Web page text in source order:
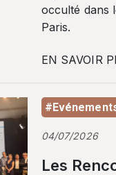
occulté dans
Paris.
EN SAVOIR
04/07/2026
Les